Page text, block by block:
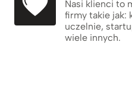
Nasi klienci to
firmy takie jak:
uczelnie,
wiele innych.